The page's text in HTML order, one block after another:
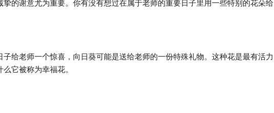
的谢意尤为重要。你有没有想过在属于老师的重要日子里用一些特别的花朵给
给老师一个惊喜，向日葵可能是送给老师的一份特殊礼物。这种花是最有活力
它被称为幸福花。